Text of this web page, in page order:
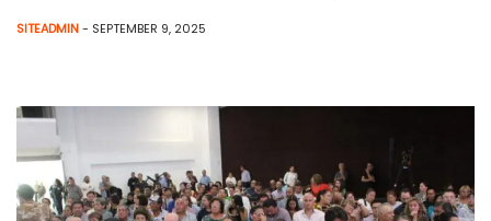
SITEADMIN- SEPTEMBER 9, 2025